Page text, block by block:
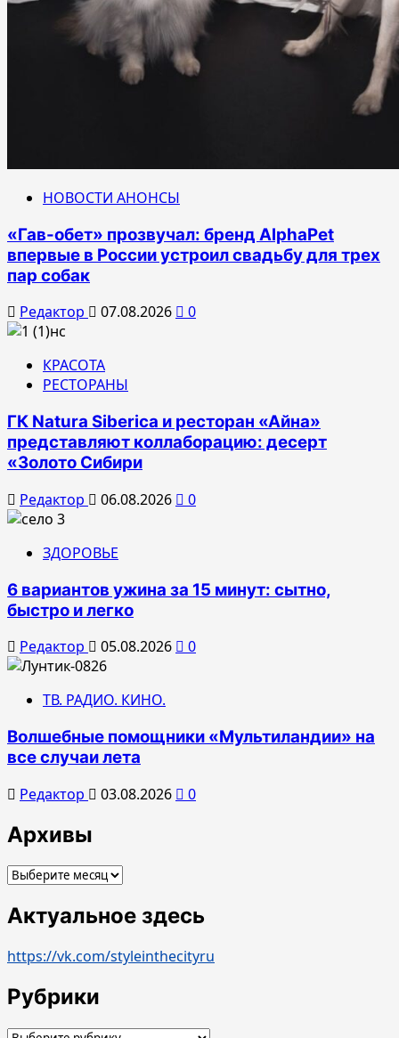
НОВОСТИ АНОНСЫ
«Гав-обет» прозвучал: бренд AlphaPet
впервые в России устроил свадьбу для трех
пар собак
Редактор 07.08.2026 0
КРАСОТА
РЕСТОРАНЫ
ГК Natura Siberica и ресторан «Айна»
представляют коллаборацию: десерт
«Золото Сибири
Редактор 06.08.2026 0
ЗДОРОВЬЕ
6 вариантов ужина за 15 минут: сытно,
быстро и легко
Редактор 05.08.2026 0
ТВ. РАДИО. КИНО.
Волшебные помощники «Мультиландии» на
все случаи лета
Редактор 03.08.2026 0
Архивы
Архивы
Актуальное здесь
https://vk.com/styleinthecityru
Рубрики